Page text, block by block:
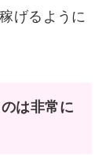
げるように
は非常に